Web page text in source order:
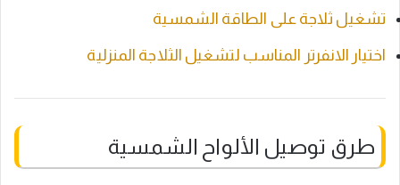
تشغيل ثلاجة على الطاقة الشمسية
اختيار الانفرتر المناسب لتشغيل الثلاجة المنزلية
طرق توصيل الألواح الشمسية